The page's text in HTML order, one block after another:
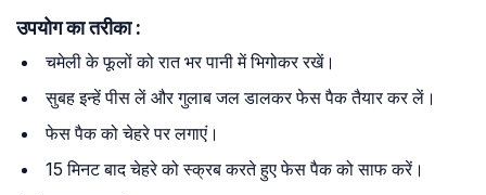
उपयोग का तरीका :
चमेली के फूलों को रात भर पानी में भिगोकर रखें।
सुबह इन्हें पीस लें और गुलाब जल डालकर फेस पैक तैयार कर लें।
फेस पैक को चेहरे पर लगाएं।
15 मिनट बाद चेहरे को स्क्रब करते हुए फेस पैक को साफ करें।